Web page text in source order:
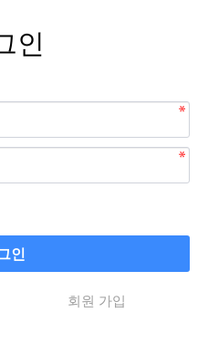
인
인
회원 가입